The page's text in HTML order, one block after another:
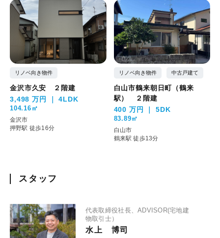
リノベ向き物件
金沢市久安 ２階建
3,498 万円
4LDK
104.16㎡
金沢市
押野駅 徒歩16分
リノベ向き物件 中古戸建て
白山市鶴来朝日町（鶴来
駅） ２階建
400 万円
5DK
83.89㎡
白山市
鶴来駅 徒歩13分
スタッフ
代表取締役社長、ADVISOR(宅地建
物取引士）
水上 博司